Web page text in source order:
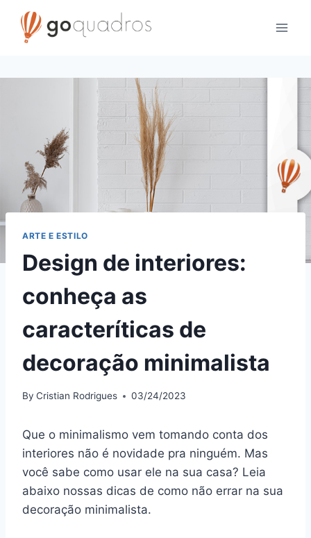
content
ARTE E ESTILO
Design de interiores:
conheça as
caracteríticas de
decoração minimalista
By Cristian Rodrigues 03/24/2023
Que o minimalismo vem tomando conta dos
interiores não é novidade pra ninguém. Mas
você sabe como usar ele na sua casa? Leia
abaixo nossas dicas de como não errar na sua
decoração minimalista.